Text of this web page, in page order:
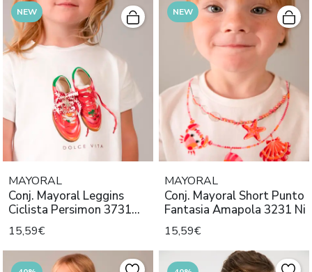
NEW
MAYORAL
Conj. Mayoral Leggins
Ciclista Persimon 3731
Niña
15,59€
NEW
MAYORAL
Conj. Mayoral Short Punto
Fantasia Amapola 3231 Ni
15,59€